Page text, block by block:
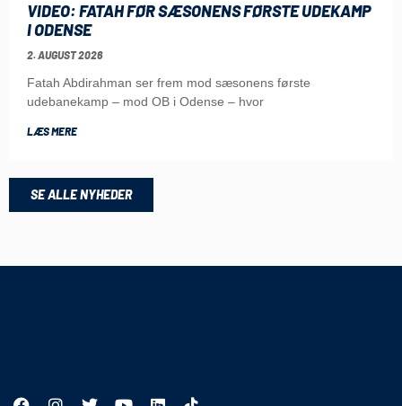
VIDEO: FATAH FØR SÆSONENS FØRSTE UDEKAMP
I ODENSE
2. AUGUST 2026
Fatah Abdirahman ser frem mod sæsonens første
udebanekamp – mod OB i Odense – hvor
LÆS MERE
SE ALLE NYHEDER